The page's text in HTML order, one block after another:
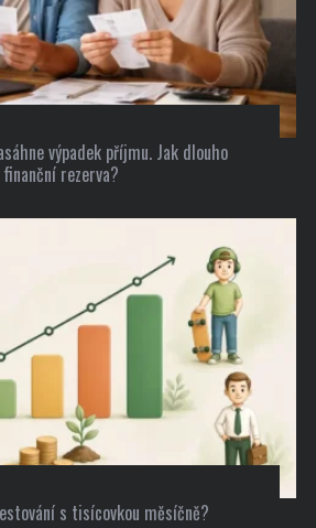
výpadek příjmu. Jak dlouho
rezerva?
s tisícovkou měsíčně?